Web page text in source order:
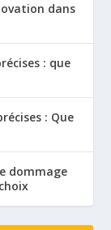
dans
: que
: Que
dommage